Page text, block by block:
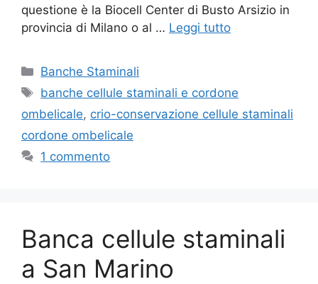
questione è la Biocell Center di Busto Arsizio in
provincia di Milano o al … Leggi tutto
Categorie
Banche Staminali
Tag
banche cellule staminali e cordone
ombelicale, crio-conservazione cellule staminali
cordone ombelicale
1 commento
Banca cellule staminali
a San Marino